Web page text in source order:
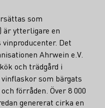
som
är ytterligare en
Det
Ahrwein e.V.
och trädgård i
som bärgats
förråden. Över 8 000
genererat cirka en